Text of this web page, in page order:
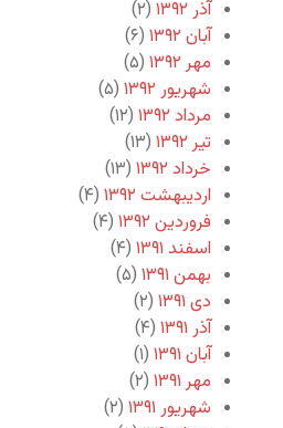
آذر ۱۳۹۲
(۲)
آبان ۱۳۹۲
(۶)
مهر ۱۳۹۲
(۵)
شهریور ۱۳۹۲
(۵)
مرداد ۱۳۹۲
(۱۲)
تیر ۱۳۹۲
(۱۳)
خرداد ۱۳۹۲
(۱۳)
اردیبهشت ۱۳۹۲
(۴)
فروردین ۱۳۹۲
(۴)
اسفند ۱۳۹۱
(۴)
بهمن ۱۳۹۱
(۵)
دی ۱۳۹۱
(۲)
آذر ۱۳۹۱
(۴)
آبان ۱۳۹۱
(۱)
مهر ۱۳۹۱
(۲)
شهریور ۱۳۹۱
(۲)